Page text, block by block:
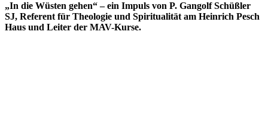
„In die Wüsten gehen“ – ein Impuls von P. Gangolf Schüßler
SJ, Referent für Theologie und Spiritualität am Heinrich Pesch
Haus und Leiter der MAV-Kurse.